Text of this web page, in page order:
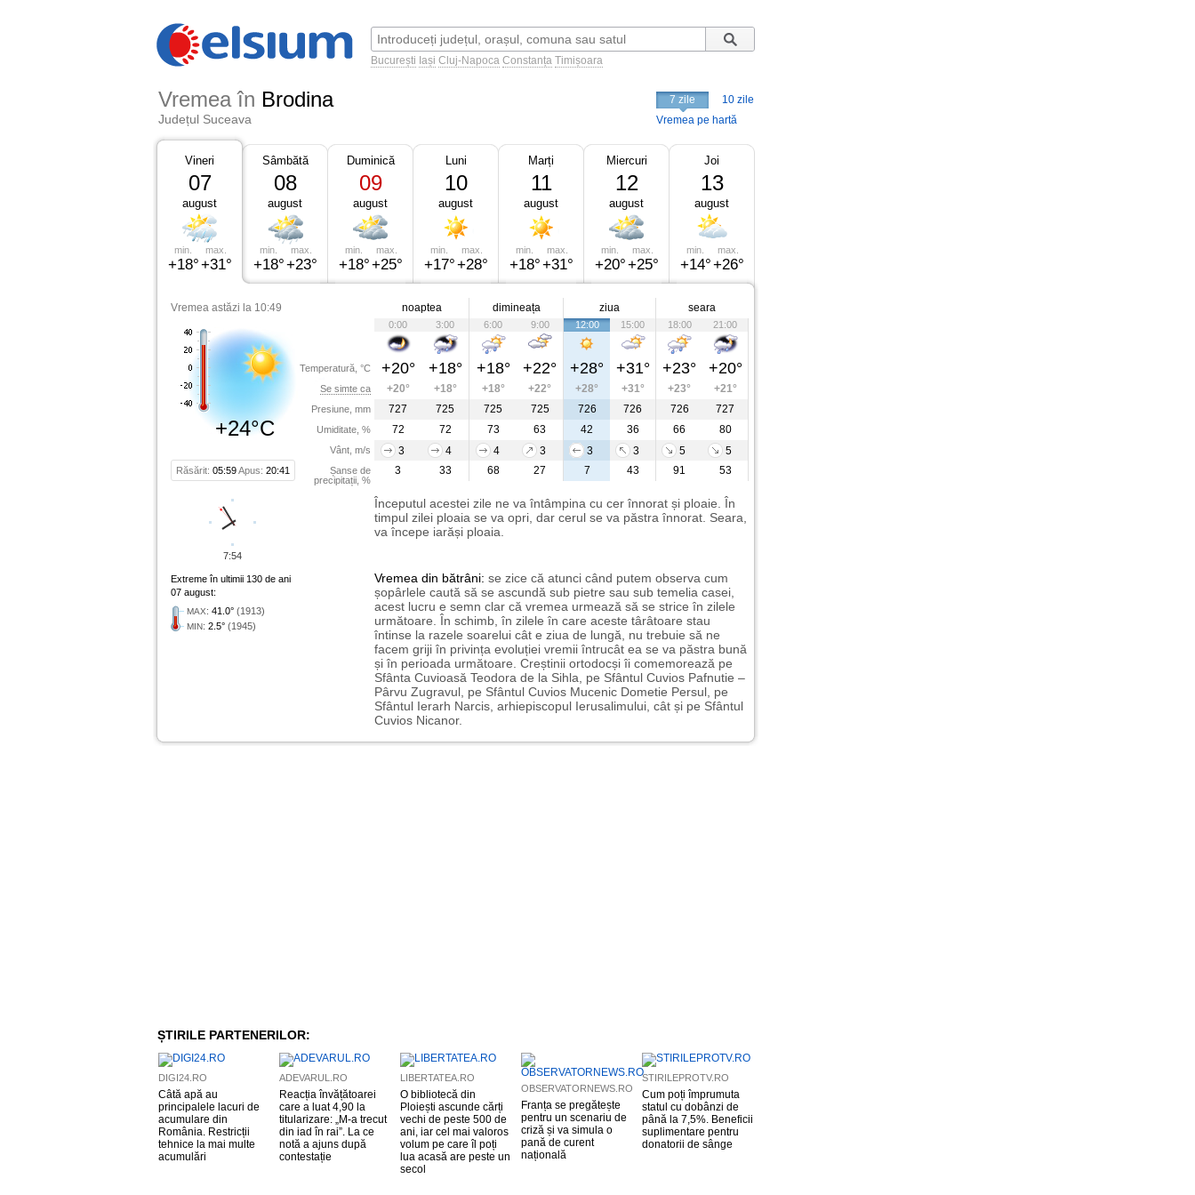
București Iași Cluj-Napoca Constanța Timișoara
Vremea în Brodina
Județul Suceava
7 zile
10 zile
Vremea pe hartă
Vineri
07
august
min.
+18°
max.
+31°
Sâmbătă
08
august
min.
+18°
max.
+23°
Duminică
09
august
min.
+18°
max.
+25°
Luni
10
august
min.
+17°
max.
+28°
Marți
11
august
min.
+18°
max.
+31°
Miercuri
12
august
min.
+20°
max.
+25°
Joi
13
august
min.
+14°
max.
+26°
Vremea astăzi la 10:49
+24°C
Răsărit: 05:59Apus: 20:41
Temperatură, °C
Se simte ca
Presiune, mm
Umiditate, %
Vânt, m/s
Șanse de
precipitații, %
noaptea dimineața ziua seara
0:00 3:00 6:00 9:00 12:00 15:00 18:00 21:00
+20° +18° +18° +22° +28° +31° +23° +20°
+20° +18° +18° +22° +28° +31° +23°
+21°
727
725 725 725 726 726 726
727
72
72 73 63 42 36 66
80
3
4 4 3 3 3 5
5
3
33 68 27 7 43 91 53
Începutul acestei zile ne va întâmpina cu cer înnorat și ploaie. În
timpul zilei ploaia se va opri, dar cerul se va păstra înnorat. Seara,
va începe iarăși ploaia.
Extreme în ultimii 130 de ani
07 august:
MAX: 41.0° (1913)
MIN: 2.5° (1945)
Vremea din bătrâni: se zice că atunci când putem observa cum
șopârlele caută să se ascundă sub pietre sau sub temelia casei,
acest lucru e semn clar că vremea urmează să se strice în zilele
următoare. În schimb, în zilele în care aceste târâtoare stau
întinse la razele soarelui cât e ziua de lungă, nu trebuie să ne
facem griji în privința evoluției vremii întrucât ea se va păstra bună
și în perioada următoare. Creștinii ortodocși îi comemorează pe
Sfânta Cuvioasă Teodora de la Sihla, pe Sfântul Cuvios Pafnutie –
Pârvu Zugravul, pe Sfântul Cuvios Mucenic Dometie Persul, pe
Sfântul Ierarh Narcis, arhiepiscopul Ierusalimului, cât și pe Sfântul
Cuvios Nicanor.
7:54
ȘTIRILE PARTENERILOR:
DIGI24.RO
Câtă apă au
principalele lacuri de
acumulare din
România. Restricții
tehnice la mai multe
acumulări
ADEVARUL.RO
Reacția învățătoarei
care a luat 4,90 la
titularizare: „M-a trecut
din iad în rai”. La ce
notă a ajuns după
contestație
LIBERTATEA.RO
O bibliotecă din
Ploiești ascunde cărți
vechi de peste 500 de
ani, iar cel mai valoros
volum pe care îl poți
lua acasă are peste un
secol
OBSERVATORNEWS.RO
Franța se pregătește
pentru un scenariu de
criză și va simula o
pană de curent
națională
STIRILEPROTV.RO
Cum poți împrumuta
statul cu dobânzi de
până la 7,5%. Beneficii
suplimentare pentru
donatorii de sânge